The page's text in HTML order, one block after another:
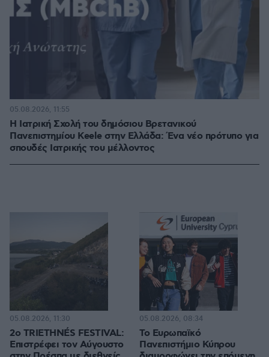
Η Ιατρική Σχολή του δημόσιου Βρετανικού
Πανεπιστημίου Keele στην Ελλάδα: Ένα νέο πρότυπο για
σπουδές Ιατρικής του μέλλοντος
05.08.2026, 11:55
2ο TRIETHNÉS FESTIVAL:
Επιστρέφει τον Αύγουστο
05.08.2026, 11:30
Το Ευρωπαϊκό
Πανεπιστήμιο Κύπρου
05.08.2026, 08:34